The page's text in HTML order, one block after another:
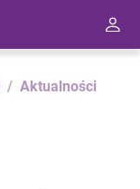
Aktualności